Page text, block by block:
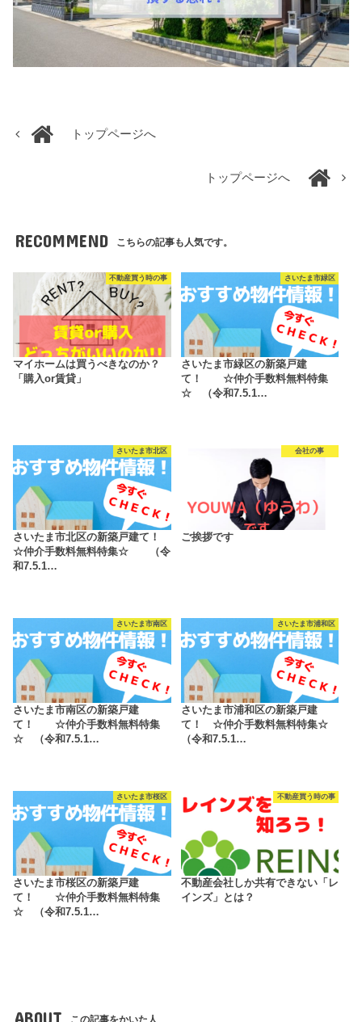
トップページへ
トップページへ
RECOMMEND こちらの記事も人気です。
不動産買う時の事
マイホームは買うべきなのか？
「購入or賃貸」
さいたま市緑区
さいたま市緑区の新築戸建
て！ ☆仲介手数料無料特集
☆ （令和7.5.1…
さいたま市北区
さいたま市北区の新築戸建て！
☆仲介手数料無料特集☆ （令
和7.5.1…
会社の事
ご挨拶です
さいたま市南区
さいたま市南区の新築戸建
て！ ☆仲介手数料無料特集
☆ （令和7.5.1…
さいたま市浦和区
さいたま市浦和区の新築戸建
て！ ☆仲介手数料無料特集☆
（令和7.5.1…
さいたま市桜区
さいたま市桜区の新築戸建
て！ ☆仲介手数料無料特集
☆ （令和7.5.1…
不動産買う時の事
不動産会社しか共有できない「レ
インズ」とは？
ABOUT